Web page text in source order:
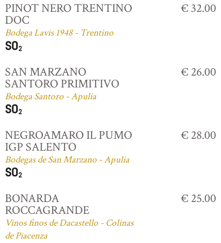
PINOT NERO TRENTINO
DOC
Bodega Lavis 1948 - Trentino
€ 32.00
SAN MARZANO
SANTORO PRIMITIVO
Bodega Santoro - Apulia
€ 26.00
NEGROAMARO IL PUMO
IGP SALENTO
Bodegas de San Marzano - Apulia
€ 28.00
BONARDA
ROCCAGRANDE
Vinos finos de Dacastello - Colinas
de Piacenza
€ 25.00